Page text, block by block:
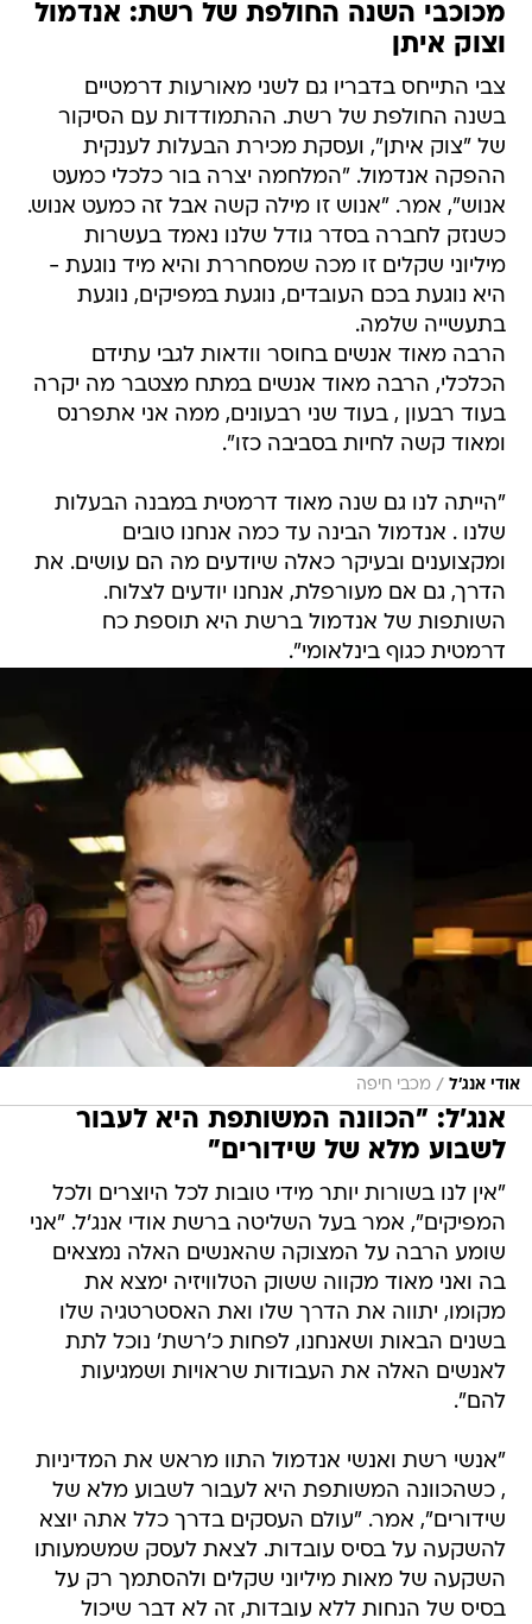
מכוכבי השנה החולפת של רשת: אנדמול
וצוק איתן
צבי התייחס בדבריו גם לשני מאורעות דרמטיים
בשנה החולפת של רשת. ההתמודדות עם הסיקור
של "צוק איתן", ועסקת מכירת הבעלות לענקית
ההפקה אנדמול. "המלחמה יצרה בור כלכלי כמעט
אנוש", אמר. "אנוש זו מילה קשה אבל זה כמעט אנוש.
כשנזק לחברה בסדר גודל שלנו נאמד בעשרות
מיליוני שקלים זו מכה שמסחררת והיא מיד נוגעת -
היא נוגעת בכם העובדים, נוגעת במפיקים, נוגעת
בתעשייה שלמה.
הרבה מאוד אנשים בחוסר וודאות לגבי עתידם
הכלכלי, הרבה מאוד אנשים במתח מצטבר מה יקרה
בעוד רבעון , בעוד שני רבעונים, ממה אני אתפרנס
ומאוד קשה לחיות בסביבה כזו".
"הייתה לנו גם שנה מאוד דרמטית במבנה הבעלות
שלנו . אנדמול הבינה עד כמה אנחנו טובים
ומקצוענים ובעיקר כאלה שיודעים מה הם עושים. את
הדרך, גם אם מעורפלת, אנחנו יודעים לצלוח.
השותפות של אנדמול ברשת היא תוספת כח
דרמטית כגוף בינלאומי".
אודי אנג'ל / מכבי חיפה
אנג'ל: "הכוונה המשותפת היא לעבור
לשבוע מלא של שידורים"
"אין לנו בשורות יותר מידי טובות לכל היוצרים ולכל
המפיקים", אמר בעל השליטה ברשת אודי אנג'ל. "אני
שומע הרבה על המצוקה שהאנשים האלה נמצאים
בה ואני מאוד מקווה ששוק הטלוויזיה ימצא את
מקומו, יתווה את הדרך שלו ואת האסטרטגיה שלו
בשנים הבאות ושאנחנו, לפחות כ'רשת' נוכל לתת
לאנשים האלה את העבודות שראויות ושמגיעות
להם".
"אנשי רשת ואנשי אנדמול התוו מראש את המדיניות
, כשהכוונה המשותפת היא לעבור לשבוע מלא של
שידורים", אמר. "עולם העסקים בדרך כלל אתה יוצא
להשקעה על בסיס עובדות. לצאת לעסק שמשמעותו
השקעה של מאות מיליוני שקלים ולהסתמך רק על
בסיס של הנחות ללא עובדות, זה לא דבר שיכול